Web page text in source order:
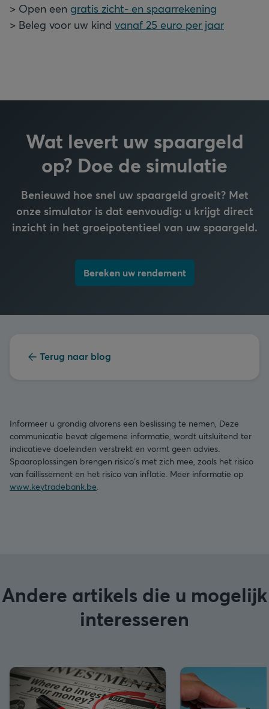
> Open een gratis zicht- en spaarrekening
> Beleg voor uw kind vanaf 25 euro per jaar
Wat levert uw spaargeld
op? Doe de simulatie
Benieuwd hoe snel uw spaargeld groeit? Met
onze simulator is dat eenvoudig: u krijgt direct
inzicht in het groeipotentieel van uw spaargeld.
Bereken uw rendement
Terug naar blog
Informeer u grondig alvorens een beslissing te nemen, Deze
communicatie bevat algemene informatie, wordt uitsluitend ter
indicatieve doeleinden verstrekt en vormt geen advies.
Spaaroplossingen brengen risico's met zich mee, zoals het risico
van faillissement en het risico van inflatie. Meer informatie op
www.keytradebank.be
Andere artikels die u mogelijk
interesseren